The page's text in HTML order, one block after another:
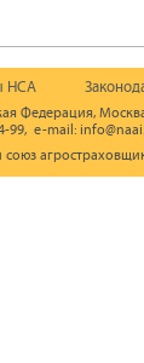
НСА
Федерация,
99, e-mail: